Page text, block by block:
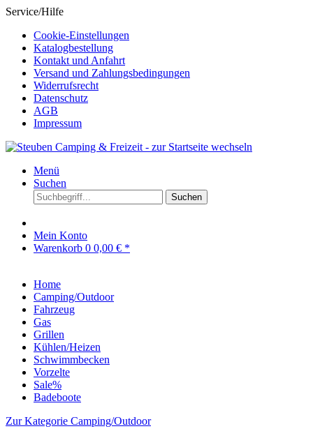
Service/Hilfe
Cookie-Einstellungen
Katalogbestellung
Kontakt und Anfahrt
Versand und Zahlungsbedingungen
Widerrufsrecht
Datenschutz
AGB
Impressum
Menü
Suchen
Suchen
Mein Konto
Warenkorb 0 0,00 € *
Home
Camping/Outdoor
Fahrzeug
Gas
Grillen
Kühlen/Heizen
Schwimmbecken
Vorzelte
Sale%
Badeboote
Zur Kategorie Camping/Outdoor